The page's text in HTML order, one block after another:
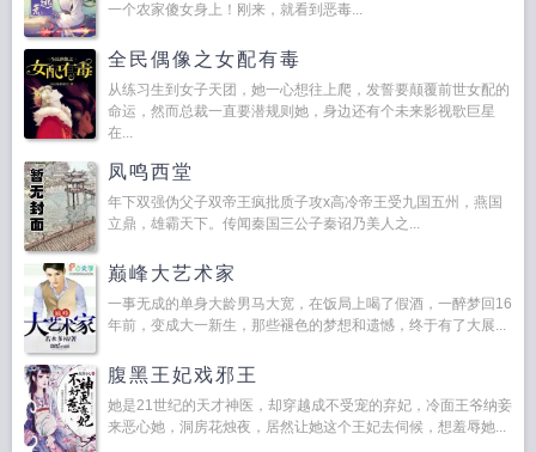
一个农家傻女身上！刚来，就看到恶毒...
全民偶像之女配有毒
从练习生到女子天团，她一心想往上爬，发誓要颠覆前世女配的
命运，然而总裁一直要潜规则她，身边还有个未来影视歌巨星
在...
凤鸣西堂
年下双强伪父子双帝王疯批质子攻x高冷帝王受九国五州，燕国
立鼎，雄霸天下。传闻秦国三公子秦诏乃美人之...
巅峰大艺术家
一事无成的单身大龄男马大宽，在饭局上喝了假酒，一醉梦回16
年前，变成大一新生，那些褪色的梦想和遗憾，终于有了大展...
腹黑王妃戏邪王
她是21世纪的天才神医，却穿越成不受宠的弃妃，冷面王爷纳妾
来恶心她，洞房花烛夜，居然让她这个王妃去伺候，想羞辱她...